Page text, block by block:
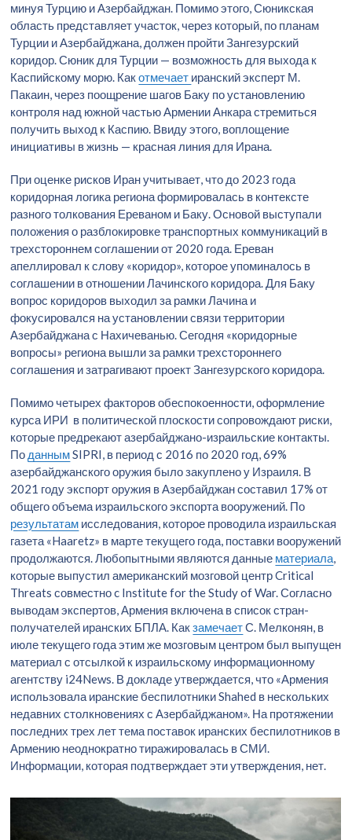
минуя Турцию и Азербайджан. Помимо этого, Сюникская
область представляет участок, через который, по планам
Турции и Азербайджана, должен пройти Зангезурский
коридор. Сюник для Турции — возможность для выхода к
Каспийскому морю. Какотмечает иранский эксперт М.
Пакаин, через поощрение шагов Баку по установлению
контроля над южной частью Армении Анкара стремиться
получить выход к Каспию. Ввиду этого, воплощение
инициативы в жизнь — красная линия для Ирана.
При оценке рисков Иран учитывает, что до 2023 года
коридорная логика региона формировалась в контексте
разного толкования Ереваном и Баку. Основой выступали
положения о разблокировке транспортных коммуникаций в
трехстороннем соглашении от 2020 года. Ереван
апеллировал к слову «коридор», которое упоминалось в
соглашении в отношении Лачинского коридора. Для Баку
вопрос коридоров выходил за рамки Лачина и
фокусировался на установлении связи территории
Азербайджана с Нахичеванью. Сегодня «коридорные
вопросы» региона вышли за рамки трехстороннего
соглашения и затрагивают проект Зангезурского коридора.
Помимо четырех факторов обеспокоенности, оформление
курса ИРИ в политической плоскости сопровождают риски,
которые предрекают азербайджано-израильские контакты.
По даннымSIPRI, в период с 2016 по 2020 год, 69%
азербайджанского оружия было закуплено у Израиля. В
2021 году экспорт оружия в Азербайджан составил 17% от
общего объема израильского экспорта вооружений. По
результатам исследования, которое проводила израильская
газета «Haaretz» в марте текущего года, поставки вооружений
продолжаются. Любопытными являются данные материала,
которые выпустил американский мозговой центр Critical
Threats совместно c Institute for the Study of War. Согласно
выводам экспертов, Армения включена в список стран-
получателей иранских БПЛА. КакзамечаетС. Мелконян, в
июле текущего года этим же мозговым центром был выпущен
материал с отсылкой к израильскому информационному
агентству i24News. В докладе утверждается, что «Армения
использовала иранские беспилотники Shahed в нескольких
недавних столкновениях с Азербайджаном». На протяжении
последних трех лет тема поставок иранских беспилотников в
Армению неоднократно тиражировалась в СМИ.
Информации, которая подтверждает эти утверждения, нет.